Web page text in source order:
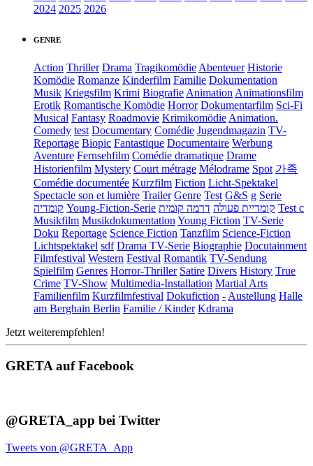
2024 2025 2026
GENRE
Action Thriller Drama Tragikomödie Abenteuer Historie
Komödie Romanze Kinderfilm Familie Dokumentation
Musik Kriegsfilm Krimi Biografie Animation Animationsfilm
Erotik Romantische Komödie Horror Dokumentarfilm Sci-Fi
Musical Fantasy Roadmovie Krimikomödie Animation.
Comedy test Documentary Comédie Jugendmagazin TV-
Reportage Biopic Fantastique Documentaire Werbung
Aventure Fernsehfilm Comédie dramatique Drame
Historienfilm Mystery Court métrage Mélodrame Spot 가족
Comédie documentée Kurzfilm Fiction Licht-Spektakel
Spectacle son et lumière Trailer Genre Test G&S g Serie
קומדיה Young-Fiction-Serie קומדיית פעולה דרמה קומית
Test c
Musikfilm Musikdokumentation Young Fiction TV-Serie
Doku Reportage Science Fiction Tanzfilm Science-Fiction
Lichtspektakel sdf Drama TV-Serie Biographie Docutainment
Filmfestival Western Festival Romantik TV-Sendung
Spielfilm Genres Horror-Thriller Satire Divers History True
Crime TV-Show Multimedia-Installation Martial Arts
Familienfilm Kurzfilmfestival Dokufiction - Austellung Halle
am Berghain Berlin Familie / Kinder Kdrama
Jetzt weiterempfehlen!
GRETA auf Facebook
@GRETA_app bei Twitter
Tweets von @GRETA_App